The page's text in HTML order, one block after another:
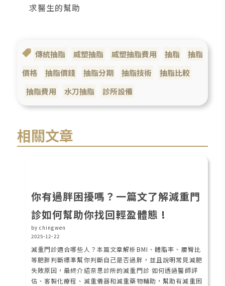
求醫生的幫助
傳統抽脂 威塑抽脂 威塑抽脂費用 抽脂
抽脂
價格
抽脂價錢 抽脂分期 抽脂技術
抽脂比較
抽脂費用
水刀抽脂 診所設備
相關文章
你有過胖困擾嗎？一篇文了解減重門
診如何幫助你找回輕盈體態 !
by chingwen
2025-12-22
減重門診適合哪些人？本篇文章解析BMI、體脂率、腰臀比
等肥胖判斷標準幫你判斷自己是否過胖，並且說明常見減肥
失敗原因，最終介紹奈思診所的減重門診 如何透過醫師評
估、客製化療程、減重儀器和減重藥物輔助，幫助有減重困